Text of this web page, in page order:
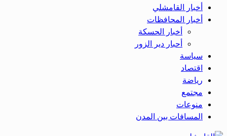
أخبار القامشلي
أخبار المحافظات
أخبار الحسكة
أحبار دير الزور
سياسة
اقتصاد
رياضة
مجتمع
منوعات
المسافات بين المدن